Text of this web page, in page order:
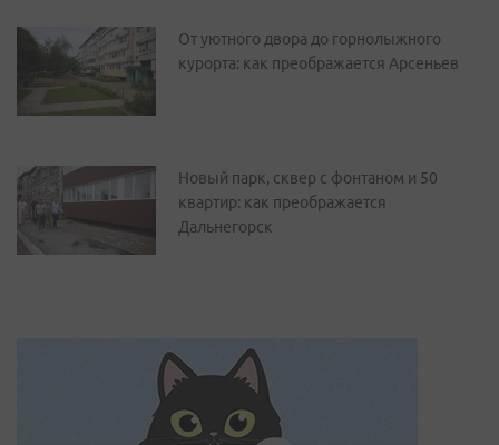
От уютного двора до горнолыжного
курорта: как преображается Арсеньев
Новый парк, сквер с фонтаном и 50
квартир: как преображается
Дальнегорск